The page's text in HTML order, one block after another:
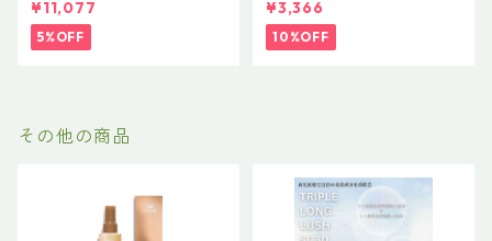
エ）」ボトルサイズ選べるセ
ット｜リラクシングシャンプ
ー 500mL ＋ トリートメント
¥11,077
5%OFF
T.150ml 定価3400円（税込37
40円）
¥3,366
10%OFF
その他の商品